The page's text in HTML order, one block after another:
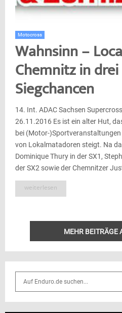
Motocross
Wahnsinn –
Chemnitz in
Siegchancen
14. Int. ADAC Sachsen
26.11.2016 Es ist ein alter Hut,
bei (Motor-
von Lokalmatadoren steigt. Na
Dominique Thury in der SX1,
der SX2 sowie der Chemnitzer
weiterlesen
MEHR BEITRÄGE